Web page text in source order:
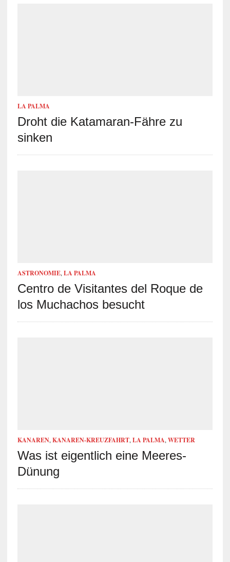
LA PALMA
Droht die Katamaran-Fähre zu
sinken
ASTRONOMIE, LA PALMA
Centro de Visitantes del Roque de
los Muchachos besucht
KANAREN, KANAREN-KREUZFAHRT, LA PALMA, WETTER
Was ist eigentlich eine Meeres-
Dünung